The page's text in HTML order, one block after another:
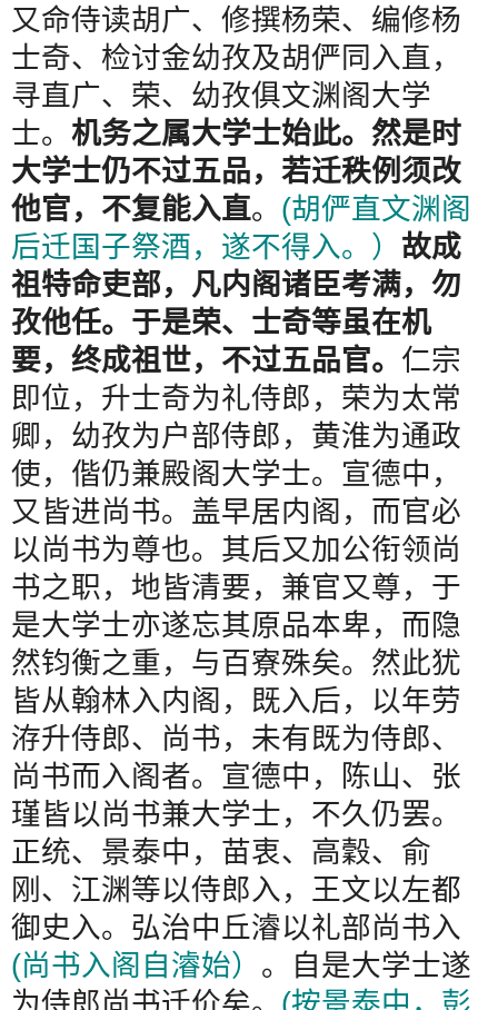
又命侍读胡广、修撰杨荣、编修杨
士奇、检讨金幼孜及胡俨同入直，
寻直广、荣、幼孜俱文渊阁大学
士。 机务之属大学士始此。然是时
大学士仍不过五品，若迁秩例须改
他官，不复能入直。 (胡俨直文渊阁
后迁国子祭酒，遂不得入。） 故成
祖特命吏部，凡内阁诸臣考满，勿
孜他任。于是荣、士奇等虽在机
要，终成祖世，不过五品官。 仁宗
即位，升士奇为礼侍郎，荣为太常
卿，幼孜为户部侍郎，黄淮为通政
使，偕仍兼殿阁大学士。宣德中，
又皆进尚书。盖早居内阁，而官必
以尚书为尊也。其后又加公衔领尚
书之职，地皆清要，兼官又尊，于
是大学士亦遂忘其原品本卑，而隐
然钧衡之重，与百寮殊矣。然此犹
皆从翰林入内阁，既入后，以年劳
洊升侍郎、尚书，未有既为侍郎、
尚书而入阁者。宣德中，陈山、张
瑾皆以尚书兼大学士，不久仍罢。
正统、景泰中，苗衷、高穀、俞
刚、江渊等以侍郎入，王文以左都
御史入。弘治中丘濬以礼部尚书入
(尚书入阁自濬始） 。自是大学士遂
为侍郎尚书迁价矣。 (按景泰中，彭